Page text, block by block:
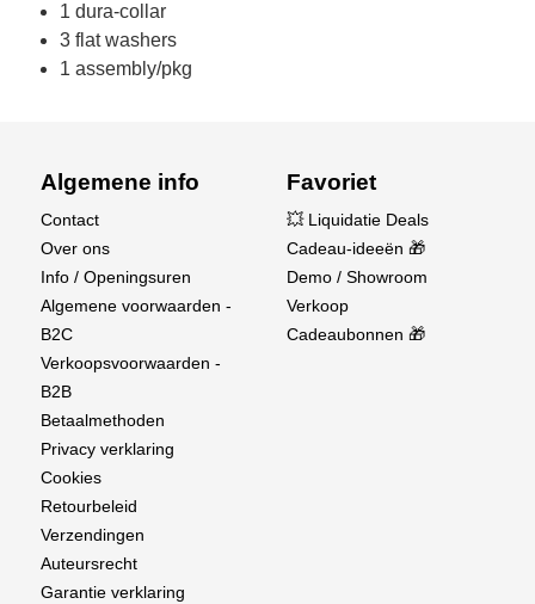
1 dura-collar
3 flat washers
1 assembly/pkg
Algemene info
Contact
Over ons
Info / Openingsuren
Algemene voorwaarden -
B2C
Verkoopsvoorwaarden -
B2B
Betaalmethoden
Privacy verklaring
Cookies
Retourbeleid
Verzendingen
Auteursrecht
Garantie verklaring
Favoriet
💥 Liquidatie Deals
Cadeau-ideeën 🎁
Demo / Showroom
Verkoop
Cadeaubonnen 🎁